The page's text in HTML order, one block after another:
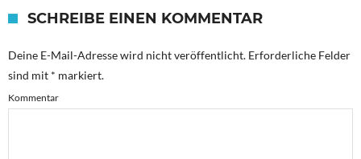
SCHREIBE EINEN KOMMENTAR
Deine E-Mail-Adresse wird nicht veröffentlicht. Erforderliche Felder
sind mit * markiert.
Kommentar